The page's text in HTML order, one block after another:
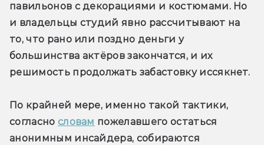
павильонов с декорациями и костюмами. Но
и владельцы студий явно рассчитывают на
то, что рано или поздно деньги у
большинства актёров закончатся, и их
решимость продолжать забастовку иссякнет.
По крайней мере, именно такой тактики,
согласно словам пожелавшего остаться
анонимным инсайдера, собираются